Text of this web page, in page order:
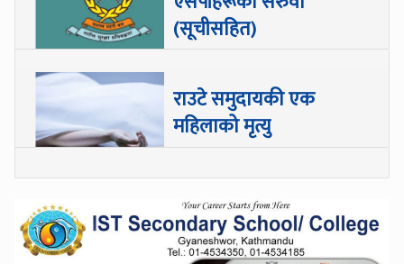
(सूचीसहित)
राउटे समुदायकी एक
महिलाको मृत्यु